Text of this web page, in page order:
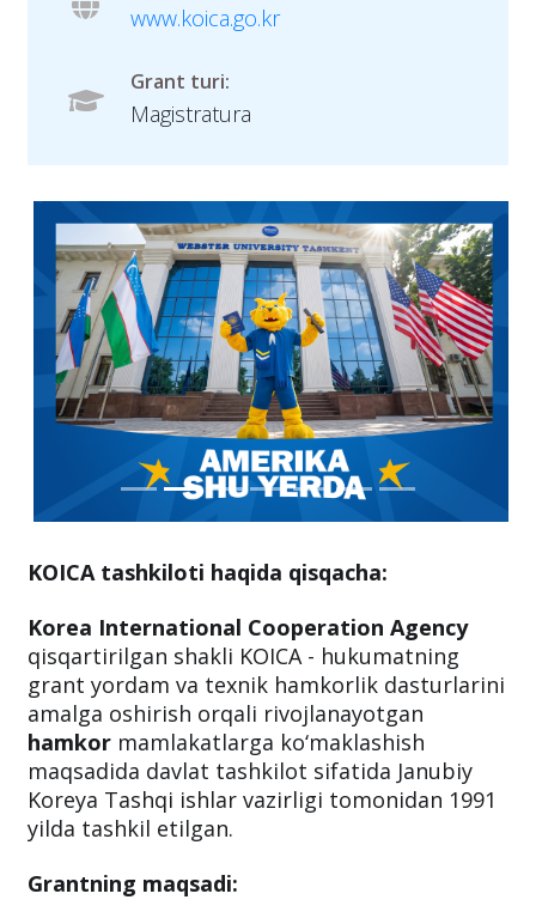
www.koica.go.kr
Grant turi:
Magistratura
KOICA tashkiloti haqida qisqacha:
Korea International Cooperation Agency
qisqartirilgan shakli KOICA - hukumatning
grant yordam va texnik hamkorlik dasturlarini
amalga oshirish orqali rivojlanayotgan
hamkor mamlakatlarga ko‘maklashish
maqsadida davlat tashkilot sifatida Janubiy
Koreya Tashqi ishlar vazirligi tomonidan 1991
yilda tashkil etilgan.
Grantning maqsadi: